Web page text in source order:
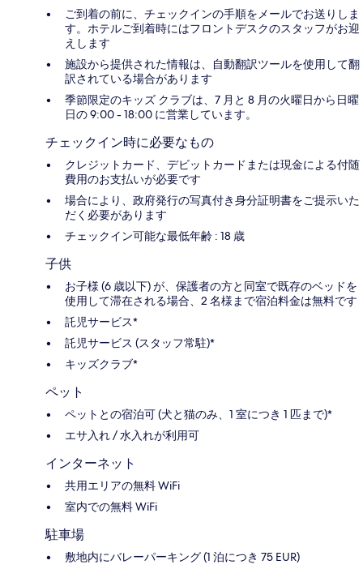
ご到着の前に、チェックインの手順をメールでお送りしま
す。ホテルご到着時にはフロントデスクのスタッフがお迎
えします
施設から提供された情報は、自動翻訳ツールを使用して翻
訳されている場合があります
季節限定のキッズ クラブは、7 月と 8 月の火曜日から日曜
日の 9:00 - 18:00 に営業しています。
チェックイン時に必要なもの
クレジットカード、デビットカードまたは現金による付随
費用のお支払いが必要です
場合により、政府発行の写真付き身分証明書をご提示いた
だく必要があります
チェックイン可能な最低年齢 : 18 歳
子供
お子様 (6 歳以下) が、保護者の方と同室で既存のベッドを
使用して滞在される場合、2 名様まで宿泊料金は無料です
託児サービス*
託児サービス (スタッフ常駐)*
キッズクラブ*
ペット
ペットとの宿泊可 (犬と猫のみ、1 室につき 1 匹まで)*
エサ入れ / 水入れが利用可
インターネット
共用エリアの無料 WiFi
室内での無料 WiFi
駐車場
敷地内にバレーパーキング (1 泊につき 75 EUR)